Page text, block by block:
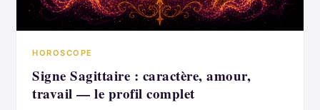
HOROSCOPE
Signe Sagittaire : caractère, amour,
travail — le profil complet